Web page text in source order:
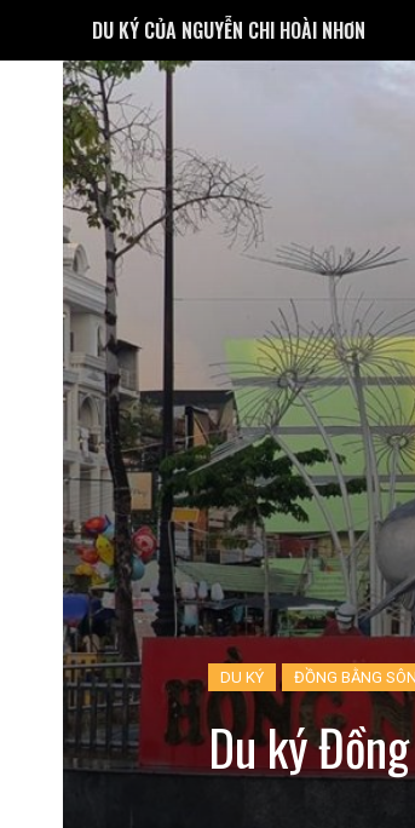
DU KÝ CỦA NGUYỄN CHI HOÀI NHƠN
DU KÝ ĐỒNG BẰNG
Du ký